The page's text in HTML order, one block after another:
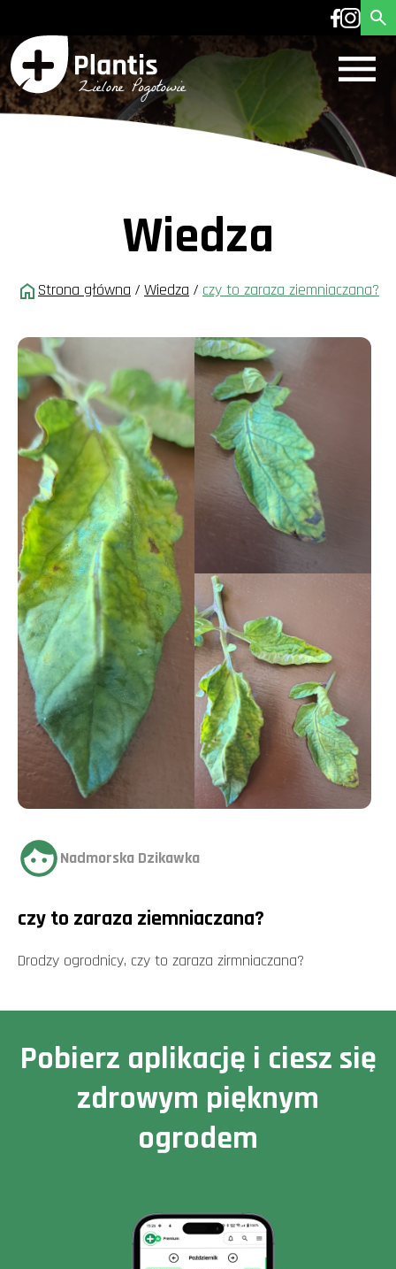
Wiedza
Strona główna / Wiedza / czy to zaraza ziemniaczana?
Nadmorska Dzikawka
czy to zaraza ziemniaczana?
Drodzy ogrodnicy, czy to zaraza zirmniaczana?
Pobierz aplikację i ciesz się
zdrowym pięknym
ogrodem